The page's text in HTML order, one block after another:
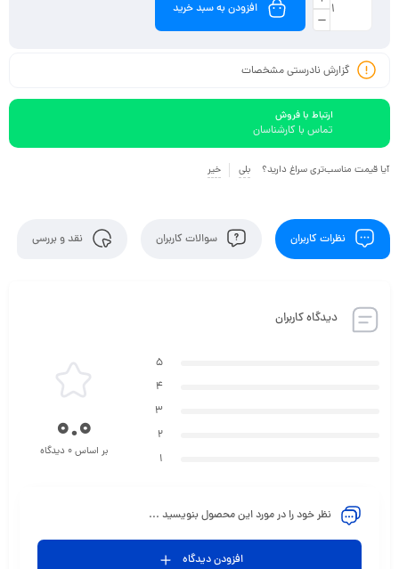
افزودن به سبد خرید
گزارش نادرستی مشخصات
ارتباط با فروش
تماس با کارشناسان
آیا قیمت مناسب‌تری سراغ دارید؟ بلی خیر
نظرات کاربران سوالات کاربران نقد و بررسی
دیدگاه کاربران
5
4
3
2
1
0.0
بر اساس 0 دیدگاه
نظر خود را در مورد این محصول بنویسید ...
افزودن دیدگاه